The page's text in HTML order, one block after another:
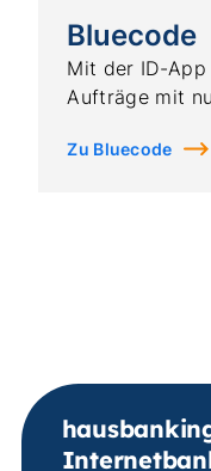
Bluecode
Mit der ID-
Aufträge mit
Zu Bluecode